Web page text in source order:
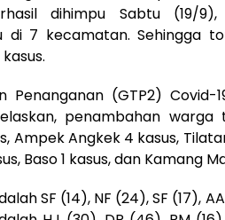
dihimpu Sabtu (19/9),
di 7 kecamatan. Sehingga
Penanganan (GTP2) Covid-
penambahan warga
Ampek Angkek 4 kasus,
Baso 1 kasus, dan Kamang
SF (14), NF (24), SF (17), AA